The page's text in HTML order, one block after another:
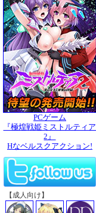
PCゲーム
『極煌戦姫ミストルティア
2』
Hなベルスクアクション!
【成人向け】